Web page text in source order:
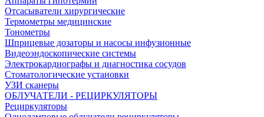
Отсасыватели хирургические
Термометры медицинские
Тонометры
Шприцевые дозаторы и насосы инфузионные
Видеоэндоскопические системы
Электрокардиографы и диагностика сосудов
Стоматологические установки
УЗИ сканеры
ОБЛУЧАТЕЛИ - РЕЦИРКУЛЯТОРЫ
Рециркуляторы